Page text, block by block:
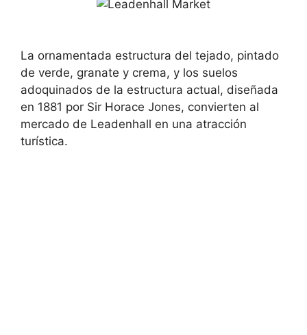
La ornamentada estructura del tejado, pintado
de verde, granate y crema, y los suelos
adoquinados de la estructura actual, diseñada
en 1881 por Sir Horace Jones, convierten al
mercado de Leadenhall en una atracción
turística.